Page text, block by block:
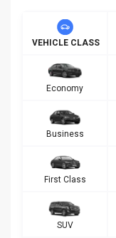
VEHICLE CLASS
Economy
Business
First Class
SUV